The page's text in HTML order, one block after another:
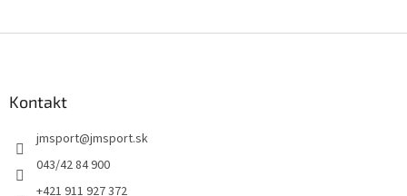
Kontakt
jmsport@jmsport.sk
043/42 84 900
+421 911 927 372